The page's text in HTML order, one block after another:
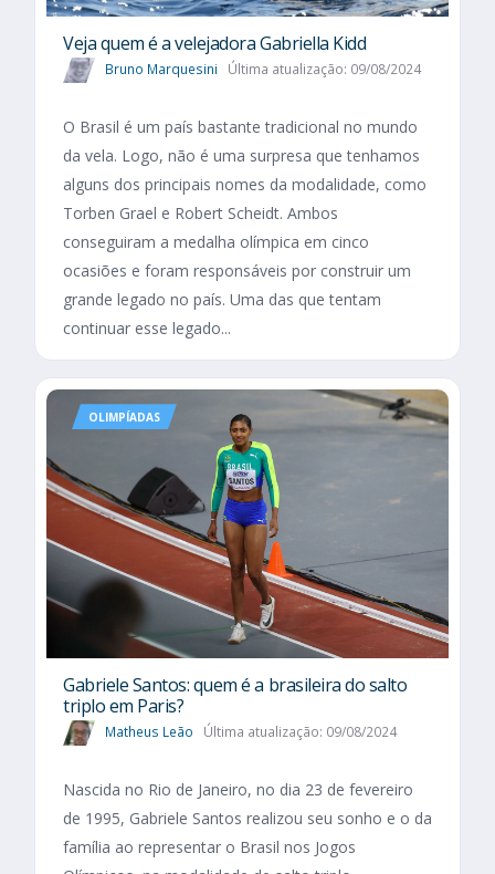
Veja quem é a velejadora Gabriella Kidd
Bruno Marquesini Última atualização: 09/08/2024
O Brasil é um país bastante tradicional no mundo
da vela. Logo, não é uma surpresa que tenhamos
alguns dos principais nomes da modalidade, como
Torben Grael e Robert Scheidt. Ambos
conseguiram a medalha olímpica em cinco
ocasiões e foram responsáveis por construir um
grande legado no país. Uma das que tentam
continuar esse legado...
OLIMPÍADAS
Gabriele Santos: quem é a brasileira do salto
triplo em Paris?
Matheus Leão Última atualização: 09/08/2024
Nascida no Rio de Janeiro, no dia 23 de fevereiro
de 1995, Gabriele Santos realizou seu sonho e o da
família ao representar o Brasil nos Jogos